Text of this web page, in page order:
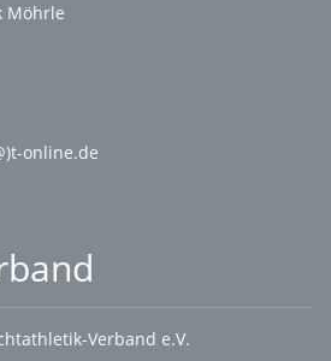
Möhrle
online.de
Verband e.V.